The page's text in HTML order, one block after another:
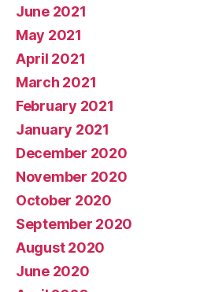
June 2021
May 2021
April 2021
March 2021
February 2021
January 2021
December 2020
November 2020
October 2020
September 2020
August 2020
June 2020